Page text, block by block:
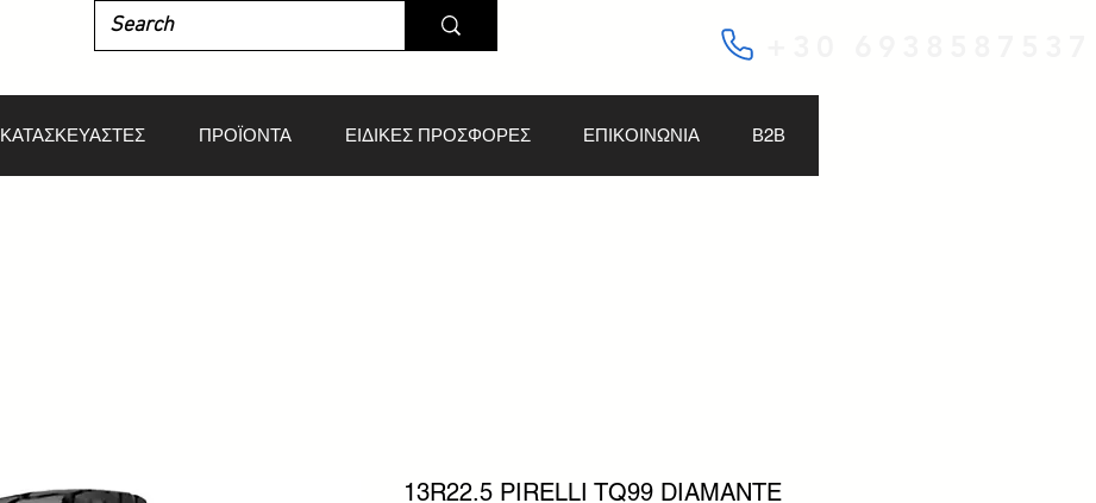
ΚΑΤΑΣΚΕΥΑΣΤΕΣ ΠΡΟΪΟΝΤΑ ΕΙΔΙΚΕΣ ΠΡΟΣΦΟΡΕΣ ΕΠΙΚΟΙΝΩΝΙΑ Β2Β
13R22.5 PIRELLI TQ99 DIAMANTE